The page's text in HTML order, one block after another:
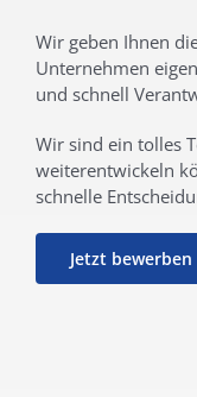
Wir geben Ihnen
Unternehmen
und schnell
Wir sind ein tolles
weiterentwickeln
schnelle
Jetzt bewerben